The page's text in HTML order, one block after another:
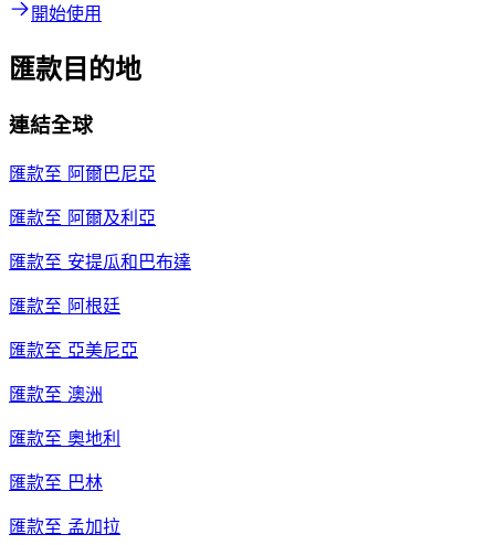
開始使用
匯款目的地
連結全球
匯款至 阿爾巴尼亞
匯款至 阿爾及利亞
匯款至 安提瓜和巴布達
匯款至 阿根廷
匯款至 亞美尼亞
匯款至 澳洲
匯款至 奧地利
匯款至 巴林
匯款至 孟加拉